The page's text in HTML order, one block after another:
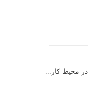
کار...